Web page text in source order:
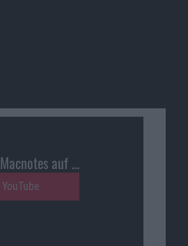
Macnotes auf …
YouTube